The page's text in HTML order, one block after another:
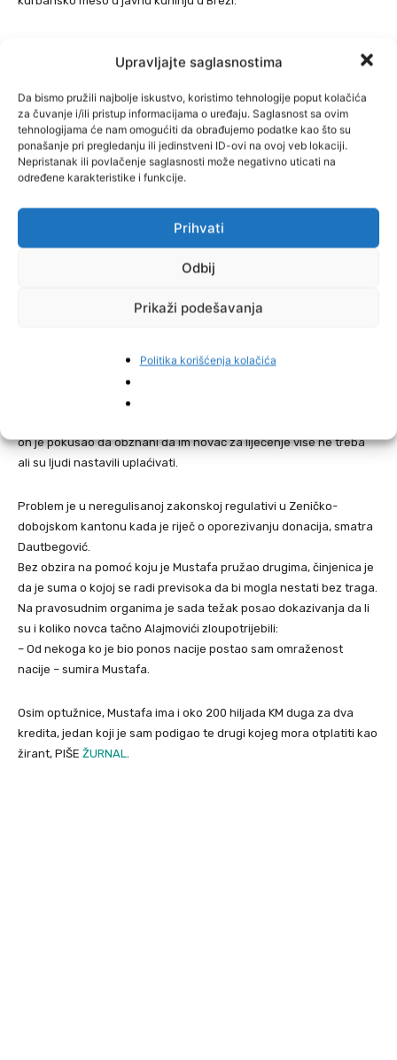
Upravljajte saglasnostima
Da bismo pružili najbolje iskustvo, koristimo tehnologije poput kolačića
za čuvanje i/ili pristup informacijama o uređaju. Saglasnost sa ovim
tehnologijama će nam omogućiti da obrađujemo podatke kao što su
ponašanje pri pregledanju ili jedinstveni ID-ovi na ovoj veb lokaciji.
Nepristanak ili povlačenje saglasnosti može negativno uticati na
određene karakteristike i funkcije.
Prihvati
Odbij
Prikaži podešavanja
Politika korišćenja kolačića
mnogo puta pomogao – hranom, odjećom i obućom, pa i novcem:
– Ne sjećam se ni koliko puta sam ga pozvala i nikada se nije
dogodilo da me odbije – kaže Aldijana:
Nešto slično reći će i druge porodice sa kojima smo razgovarali, a
pomažu Mustafi i njegovoj porodici.
Njegov branilac, advokat Almin Dautbegović ovaj slučaj opisuje
– Predmet je postavljen od strane Tužilaštva kao da se radi o
prevari. Ali kao branilac vidim da je većina donatora uplaćivala
novac bez traženja opravdanja u koje svrhe on ide, a mnogi su
on je pokušao da obznani da im novac za liječenje više ne treba
ali su ljudi nastavili uplaćivati.
Problem je u neregulisanoj zakonskoj regulativi u Zeničko-
dobojskom kantonu kada je riječ o oporezivanju donacija, smatra
Dautbegović.
Bez obzira na pomoć koju je Mustafa pružao drugima, činjenica je
da je suma o kojoj se radi previsoka da bi mogla nestati bez traga.
Na pravosudnim organima je sada težak posao dokazivanja da li
su i koliko novca tačno Alajmovići zloupotrijebili:
– Od nekoga ko je bio ponos nacije postao sam omraženost
nacije – sumira Mustafa.
Osim optužnice, Mustafa ima i oko 200 hiljada KM duga za dva
kredita, jedan koji je sam podigao te drugi kojeg mora otplatiti kao
žirant, PIŠE ŽURNAL